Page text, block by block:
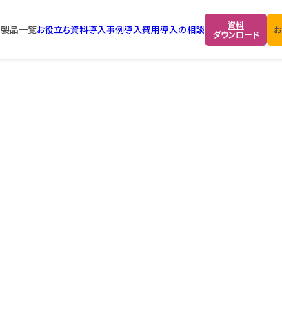
製品一覧お役立ち資料導入事例導入費用導入の相談
資料
ダウンロード